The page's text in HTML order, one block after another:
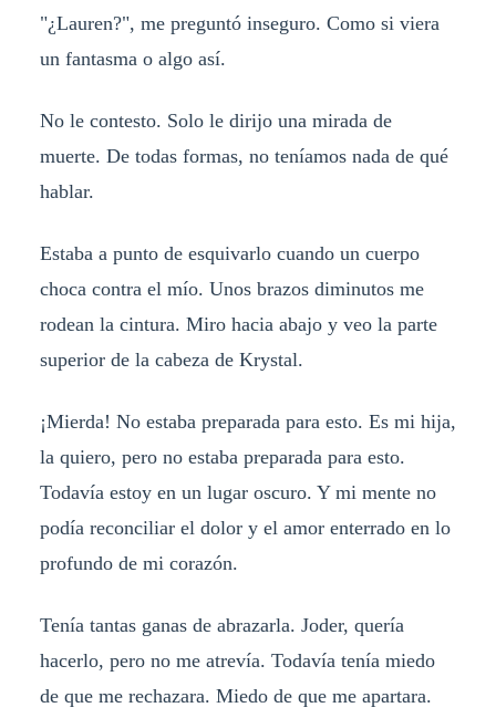
"¿Lauren?", me preguntó inseguro. Como si viera
un fantasma o algo así.
No le contesto. Solo le dirijo una mirada de
muerte. De todas formas, no teníamos nada de qué
hablar.
Estaba a punto de esquivarlo cuando un cuerpo
choca contra el mío. Unos brazos diminutos me
rodean la cintura. Miro hacia abajo y veo la parte
superior de la cabeza de Krystal.
¡Mierda! No estaba preparada para esto. Es mi hija,
la quiero, pero no estaba preparada para esto.
Todavía estoy en un lugar oscuro. Y mi mente no
podía reconciliar el dolor y el amor enterrado en lo
profundo de mi corazón.
Tenía tantas ganas de abrazarla. Joder, quería
hacerlo, pero no me atrevía. Todavía tenía miedo
de que me rechazara. Miedo de que me apartara.